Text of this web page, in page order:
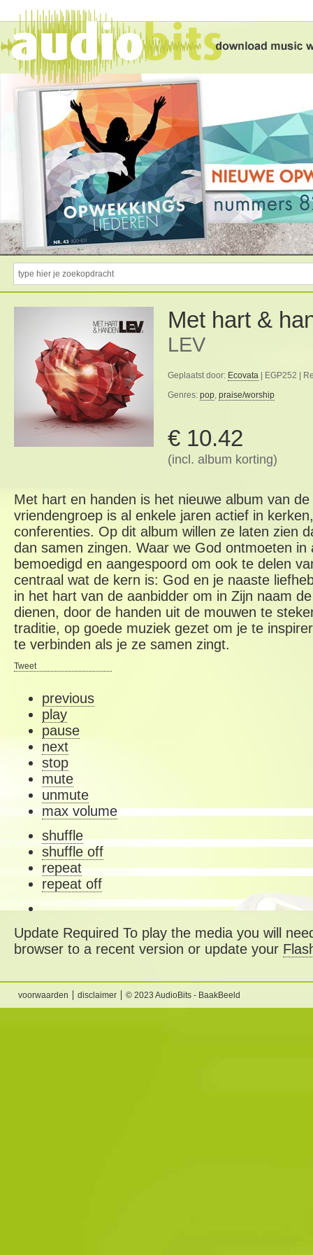
Met hart &
LEV
Geplaatst door: Ecovata | EGP252 |
Genres: pop, praise/worship
€ 10.42
(incl. album korting)
Met hart en handen is het nieuwe album van
vriendengroep is al enkele jaren actief in
conferenties. Op dit album willen ze laten zien
dan samen zingen. Waar we God ontmoeten in
bemoedigd en aangespoord om ook te delen
centraal wat de kern is: God en je naaste
in het hart van de aanbidder om in Zijn naam
dienen, door de handen uit de mouwen te
traditie, op goede muziek gezet om je te
te verbinden als je ze samen zingt.
Tweet
previous
play
pause
next
stop
mute
unmute
max volume
shuffle
shuffle off
repeat
repeat off
Update Required To play the media you will
browser to a recent version or update your
voorwaarden disclaimer © 2023 AudioBits - BaakBeeld